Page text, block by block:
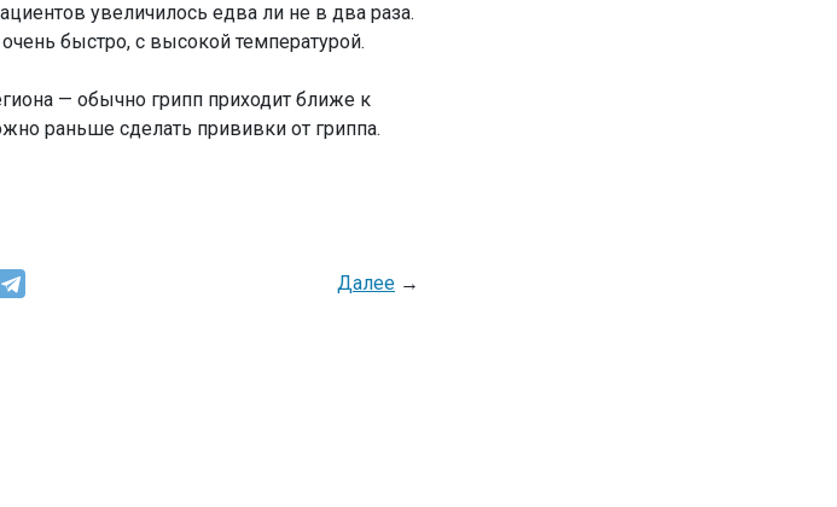
увеличилось едва ли не в два раза.
быстро, с высокой температурой.
— обычно грипп приходит ближе к
раньше сделать прививки от гриппа.
Далее→